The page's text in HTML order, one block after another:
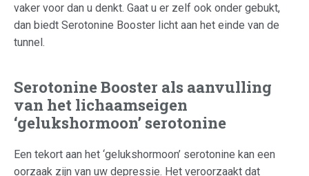
vaker voor dan u denkt. Gaat u er zelf ook onder gebukt,
dan biedt Serotonine Booster licht aan het einde van de
tunnel.
Serotonine Booster als aanvulling
van het lichaamseigen
‘gelukshormoon’ serotonine
Een tekort aan het ‘gelukshormoon’ serotonine kan een
oorzaak zijn van uw depressie. Het veroorzaakt dat